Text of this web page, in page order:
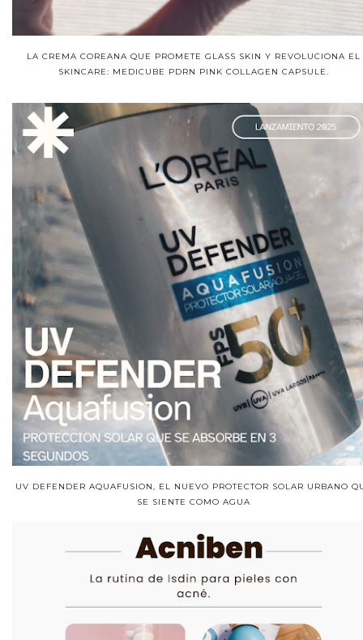
LA CREMA COREANA QUE PROMETE GLASS SKIN Y REVOLUCIONA EL
SKINCARE: MEDICUBE PDRN PINK COLLAGEN CAPSULE.
UV DEFENDER AQUAFUSION, EL NUEVO PROTECTOR SOLAR URBANO
SE SIENTE COMO AGUA